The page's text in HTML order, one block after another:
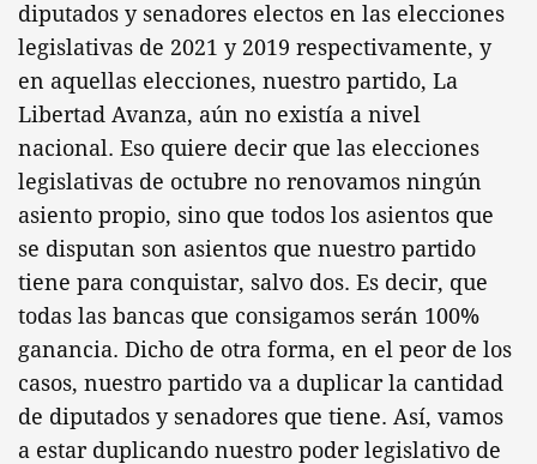
diputados y senadores electos en las elecciones
legislativas de 2021 y 2019 respectivamente, y
en aquellas elecciones, nuestro partido, La
Libertad Avanza, aún no existía a nivel
nacional. Eso quiere decir que las elecciones
legislativas de octubre no renovamos ningún
asiento propio, sino que todos los asientos que
se disputan son asientos que nuestro partido
tiene para conquistar, salvo dos. Es decir, que
todas las bancas que consigamos serán 100%
ganancia. Dicho de otra forma, en el peor de los
casos, nuestro partido va a duplicar la cantidad
de diputados y senadores que tiene. Así, vamos
a estar duplicando nuestro poder legislativo de